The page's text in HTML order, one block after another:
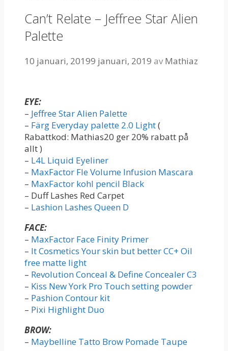
Can’t Relate – Jeffree Star Alien
Palette
10 januari, 20199 januari, 2019 avMathiaz
EYE:
– Jeffree Star Alien Palette
– Färg Everyday palette 2.0 Light(
Rabattkod: Mathias20 ger 20% rabatt på
allt )
– L4L Liquid Eyeliner
– MaxFactor Fle Volume Infusion Mascara
– MaxFactor kohl pencil Black
– Duff Lashes Red Carpet
– Lashion Lashes Queen D
FACE:
– MaxFactor Face Finity Primer
– It Cosmetics Your skin but better CC+ Oil
free matte light
– Revolution Conceal & Define Concealer C3
– Kiss New York Pro Touch setting powder
– Pashion Contour kit
– Pixi Highlight Duo
BROW:
– Maybelline Tatto Brow Pomade Taupe